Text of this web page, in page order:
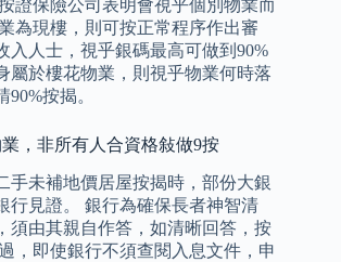
證保險公司表明會視乎個別物業而
為現樓，則可按正常程序作出審
入人士，視乎銀碼最高可做到90%
屬於樓花物業，則視乎物業何時落
按揭。
，非所有人合資格敍做9按
手未補地價居屋按揭時，部份大銀
行見證。 銀行為確保長者神智清
須由其親自作答，如清晰回答，按
，即使銀行不須查閱入息文件，申